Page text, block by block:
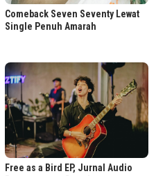
Comeback Seven Seventy Lewat
Single Penuh Amarah
Free as a Bird EP, Jurnal Audio